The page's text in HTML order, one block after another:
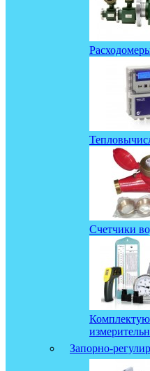
Счетчики
Запорно-